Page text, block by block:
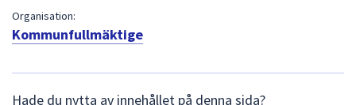
Organisation:
Kommunfullmäktige
Hade du nytta av innehållet på denna sida?